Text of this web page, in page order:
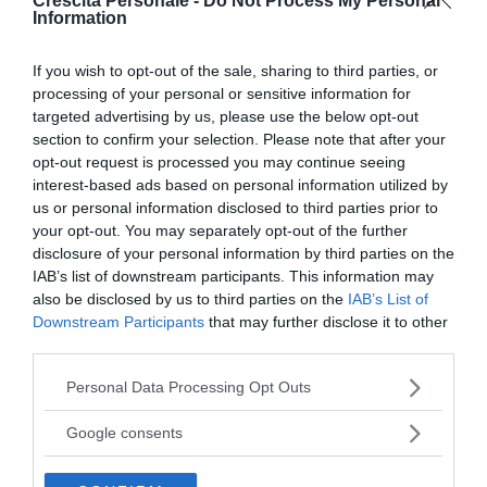
Information
If you wish to opt-out of the sale, sharing to third parties, or
processing of your personal or sensitive information for
targeted advertising by us, please use the below opt-out
section to confirm your selection. Please note that after your
opt-out request is processed you may continue seeing
interest-based ads based on personal information utilized by
us or personal information disclosed to third parties prior to
your opt-out. You may separately opt-out of the further
disclosure of your personal information by third parties on the
IAB’s list of downstream participants. This information may
also be disclosed by us to third parties on the IAB’s List of
Downstream Participants that may further disclose it to other
Please note that this website/app uses one or more Google
not limited to your visit or usage behaviour. You may click to
use your data for below specified purposes in below Google
Personal Data Processing Opt Outs
Google consents
struttura, nelle mani di chi ha la conoscenza medica.
consapevolezzadella propria esperienza e aumenta
la capacità e lavolontà di prendere delle decisioni
per se stessi. Altri effetti positivi sono: il recupero
della dimensione spazio temporale che spesso viene
persa in ospedale e la possibilità di condividere con
gli altri le proprie emozioni e magari scoprire che non
si è così unici e soli.
Continua a leggere dopo la pubblicità
Fonte immagine: Bright meadow